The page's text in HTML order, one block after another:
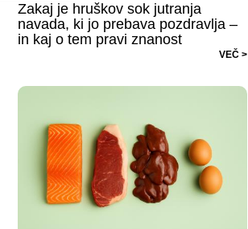
Zakaj je hruškov sok jutranja
navada, ki jo prebava pozdravlja –
in kaj o tem pravi znanost
VEČ >